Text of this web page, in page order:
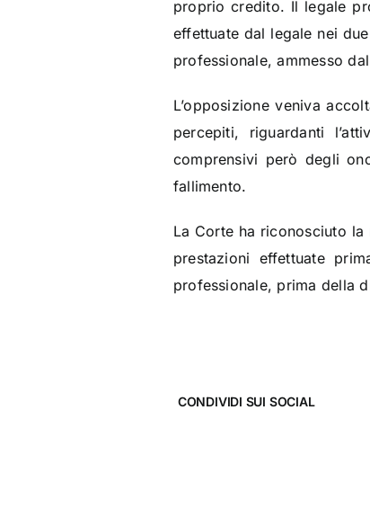
proprio credito. Il legale
effettuate dal legale nei
professionale, ammesso
L’opposizione veniva
percepiti, riguardanti
comprensivi però degli
fallimento.
La Corte ha riconosciuto
prestazioni effettuate
professionale, prima della
CONDIVIDI SUI SOCIAL